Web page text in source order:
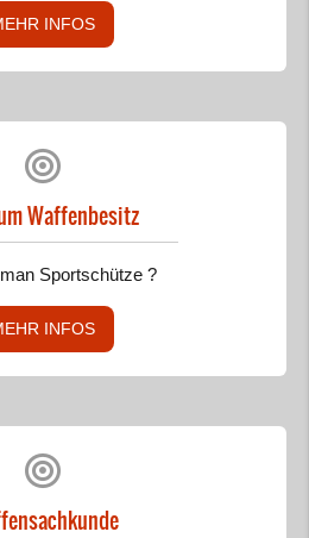
INFOS
Waffenbesitz
Sportschütze ?
INFOS